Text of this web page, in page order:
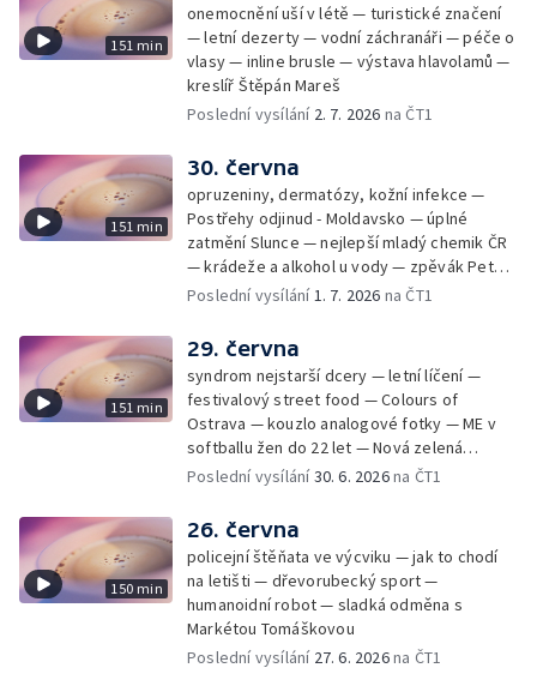
151 min
onemocnění uší v létě — turistické značení
— letní dezerty — vodní záchranáři — péče o
vlasy — inline brusle — výstava hlavolamů —
kreslíř Štěpán Mareš
Poslední vysílání 2. 7. 2026 na ČT1
151 min
30. června
opruzeniny, dermatózy, kožní infekce —
Postřehy odjinud - Moldavsko — úplné
zatmění Slunce — nejlepší mladý chemik ČR
— krádeže a alkohol u vody — zpěvák Peter
Cmorik
Poslední vysílání1. 7. 2026 na ČT1
151 min
29. června
syndrom nejstarší dcery — letní líčení —
festivalový street food — Colours of
Ostrava — kouzlo analogové fotky — ME v
softballu žen do 22 let — Nová zelená
úsporám — Global Teacher Prize Czech
Poslední vysílání30. 6. 2026na ČT1
150 min
26. června
policejní štěňata ve výcviku — jak to chodí
na letišti — dřevorubecký sport —
humanoidní robot — sladká odměna s
Markétou Tomáškovou
Poslední vysílání 27. 6. 2026na ČT1